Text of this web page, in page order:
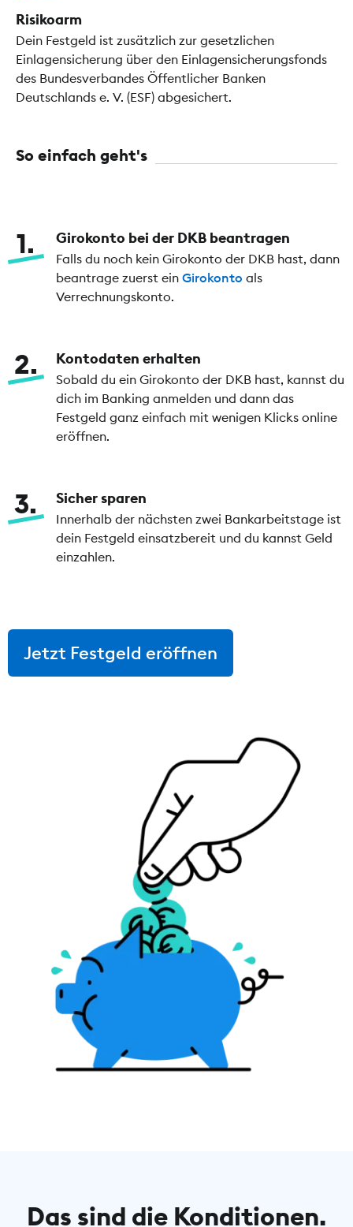
Risikoarm
Dein Festgeld ist zusätzlich zur gesetzlichen
Einlagensicherung über den Einlagensicherungsfonds
des Bundesverbandes Öffentlicher Banken
Deutschlands e. V. (ESF) abgesichert.
So einfach geht's
1 Girokonto bei der DKB beantragen
Falls du noch kein Girokonto der DKB hast, dann
beantrage zuerst ein Girokonto als
Verrechnungskonto.
2 Kontodaten erhalten
Sobald du ein Girokonto der DKB hast, kannst du
dich im Banking anmelden und dann das
Festgeld ganz einfach mit wenigen Klicks online
eröffnen.
3 Sicher sparen
Innerhalb der nächsten zwei Bankarbeitstage ist
dein Festgeld einsatzbereit und du kannst Geld
einzahlen.
Jetzt Festgeld eröffnen
Das sind die Konditionen.